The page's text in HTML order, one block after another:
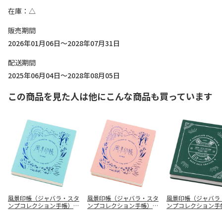
在庫
△
販売期間
2026年01月06日～2028年07月31日
配送期間
2025年06月04日～2028年08月05日
この商品を見た人は他にこんな商品も買っています
風景印帳（ジャバラ・スタ
ンプコレクション手帳）ト
風景印帳（ジャバラ・スタ
ンプコレクション手帳）ト
風景印帳（ジャバラ
ンプコレクション手